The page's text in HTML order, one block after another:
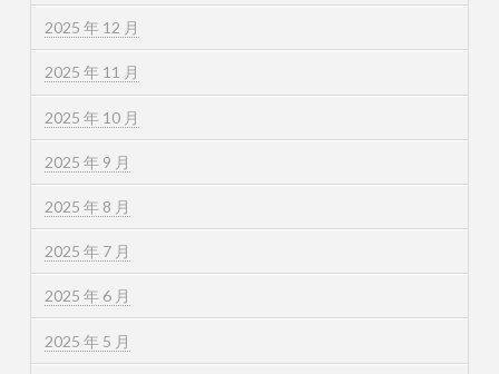
2025 年 12 月
2025 年 11 月
2025 年 10 月
2025 年 9 月
2025 年 8 月
2025 年 7 月
2025 年 6 月
2025 年 5 月